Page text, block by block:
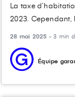
La taxe
2023. Cependant,
28 mai 2025 -3 min
Équipe